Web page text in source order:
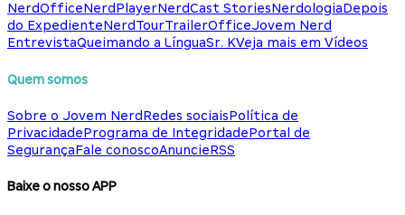
NerdOfficeNerdPlayerNerdCast StoriesNerdologiaDepois
do ExpedienteNerdTourTrailerOfficeJovem Nerd
EntrevistaQueimando a LínguaSr. KVeja mais em Vídeos
Quem somos
Sobre o Jovem NerdRedes sociaisPolítica de
PrivacidadePrograma de IntegridadePortal de
SegurançaFale conoscoAnuncieRSS
Baixe o nosso APP